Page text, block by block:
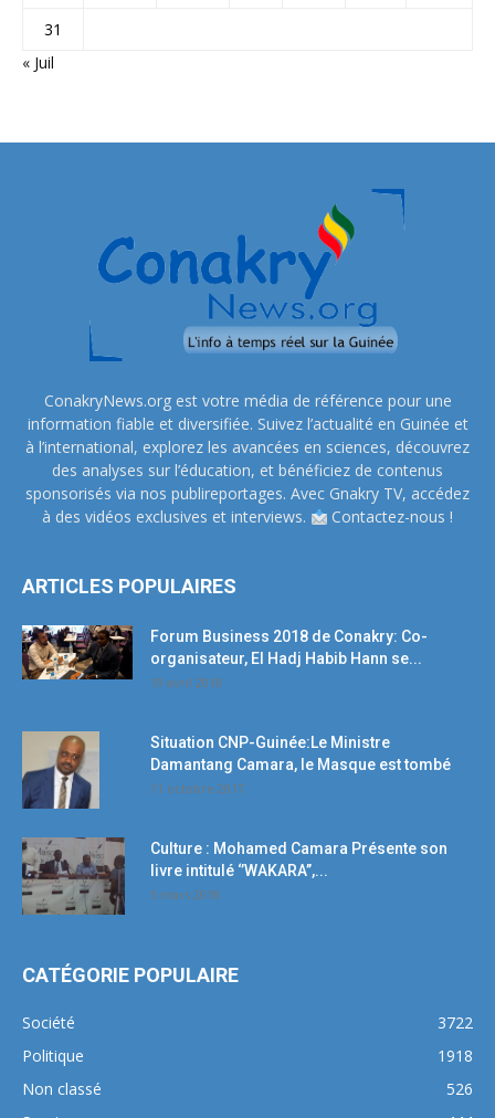
31
« Juil
ConakryNews.org est votre média de référence pour une
information fiable et diversifiée. Suivez l’actualité en Guinée et
à l’international, explorez les avancées en sciences, découvrez
des analyses sur l’éducation, et bénéficiez de contenus
sponsorisés via nos publireportages. Avec Gnakry TV, accédez
à des vidéos exclusives et interviews.
Contactez-nous !
ARTICLES POPULAIRES
Forum Business 2018 de Conakry: Co-
organisateur, El Hadj Habib Hann se...
19 avril 2018
Situation CNP-Guinée:Le Ministre
Damantang Camara, le Masque est tombé
11 octobre 2017
Culture : Mohamed Camara Présente son
livre intitulé ‘’WAKARA’’,...
5 mars 2018
CATÉGORIE POPULAIRE
Société
3722
Politique
1918
Non classé
526